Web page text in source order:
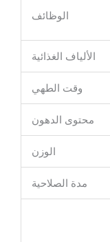
الوظائف
الألياف الغذائية
وقت الطهي
محتوى الدهون
الوزن
مدة الصلاحية